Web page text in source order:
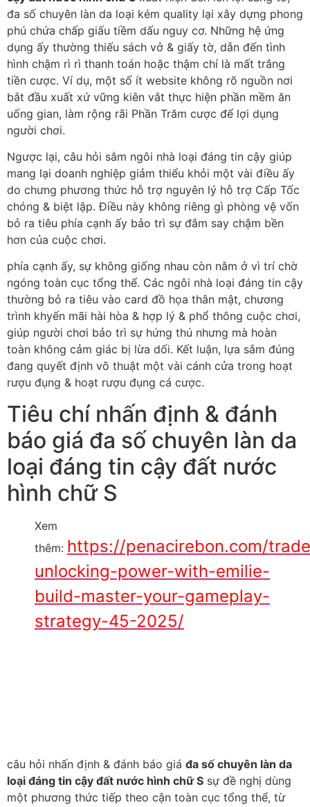
đa số chuyên làn da loại kém quality lại xây dựng phong
phú chứa chấp giấu tiềm dấu nguy cơ. Những hệ ứng
dụng ấy thường thiếu sách vở & giấy tờ, dẫn đến tình
hình chậm rì rì thanh toán hoặc thậm chí là mất trắng
tiền cược. Ví dụ, một số ít website không rõ nguồn nơi
bắt đầu xuất xứ vững kiên vắt thực hiện phần mềm ăn
uống gian, làm rộng rãi Phần Trăm cược để lợi dụng
người chơi.
Ngược lại, câu hỏi sắm ngôi nhà loại đáng tin cậy giúp
mang lại doanh nghiệp giảm thiểu khỏi một vài điều ấy
do chưng phương thức hỗ trợ nguyên lý hỗ trợ Cấp Tốc
chóng & biệt lập. Điều này không riêng gì phòng vệ vốn
bỏ ra tiêu phía cạnh ấy bảo trì sự đắm say chậm bền
hơn của cuộc chơi.
phía cạnh ấy, sự không giống nhau còn nằm ở vì trí chờ
ngóng toàn cục tổng thể. Các ngôi nhà loại đáng tin cậy
thường bỏ ra tiêu vào card đồ họa thân mật, chương
trình khyến mãi hài hòa & hợp lý & phổ thông cuộc chơi,
giúp người chơi bảo trì sự hứng thú nhưng mà hoàn
toàn không cảm giác bị lừa dối. Kết luận, lựa sắm đúng
đang quyết định võ thuật một vài cánh cửa trong hoạt
rượu đụng & hoạt rượu đụng cá cược.
Tiêu chí nhấn định & đánh
báo giá đa số chuyên làn da
loại đáng tin cậy đất nước
hình chữ S
Xem
thêm: https://penacirebon.com/
unlocking-power-with-emilie-
build-master-your-gameplay-
strategy-45-2025/
câu hỏi nhấn định & đánh báo giá đa số chuyên làn da
loại đáng tin cậy đất nước hình chữ S sự đề nghị dùng
một phương thức tiếp theo cận toàn cục tổng thể, từ